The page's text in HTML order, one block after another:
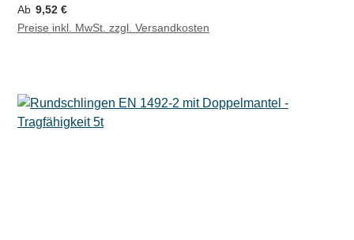
Regulärer Preis:
Ab 9,52 €
Preise inkl. MwSt. zzgl. Versandkosten